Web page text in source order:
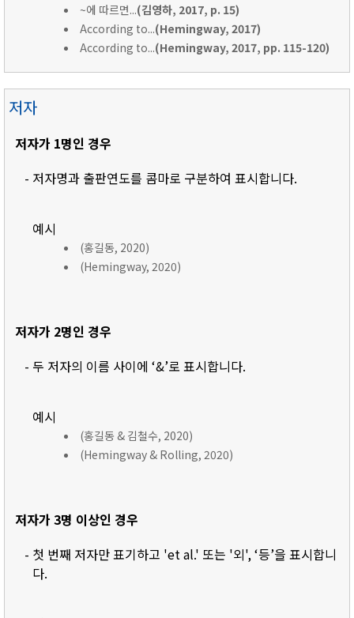
~에 따르면...(김영하, 2017, p. 15)
According to...(Hemingway, 2017)
According to...(Hemingway, 2017, pp. 115-120)
저자
저자가 1명인 경우
- 저자명과 출판연도를 콤마로 구분하여 표시합니다.
예시
(홍길동, 2020)
(Hemingway, 2020)
저자가 2명인 경우
- 두 저자의 이름 사이에 ‘&’로 표시합니다.
예시
(홍길동 & 김철수, 2020)
(Hemingway & Rolling, 2020)
저자가 3명 이상인 경우
- 첫 번째 저자만 표기하고 'et al.' 또는 '외', ‘등’을 표시합니
다.